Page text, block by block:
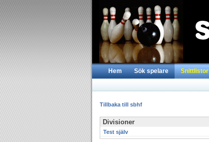
Hem Sök spelare Snittlistor
Tillbaka till sbhf
Divisioner
Test själv